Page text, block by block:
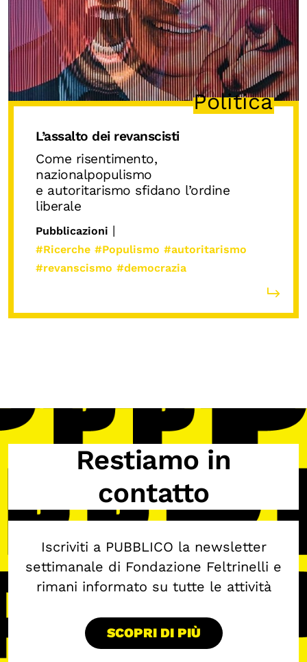
Biblioteca
Mostre digitali
I CONTENUTI
Osservatori di ricerca
Progetti Nazionali
Progetti Internazionali
Pubblicazioni
Storie di Resistenza, ottant’anni dopo
Calendario civile
Elezioni dal mondo
Classici del Pensiero Politico
Master e Executive Program
Politica
L’assalto dei revanscisti
Come risentimento,
nazionalpopulismo
e autoritarismo sfidano l’ordine
liberale
Pubblicazioni |
#Ricerche #Populismo #autoritarismo
#revanscismo #democrazia
Restiamo in
contatto
Iscriviti a PUBBLICO la newsletter
settimanale di Fondazione Feltrinelli e
rimani informato su tutte le attività
SCOPRI DI PIÙ